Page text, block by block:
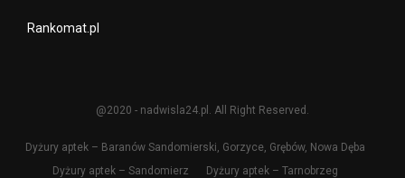
Rankomat.pl
@2020 - nadwisla24.pl. All Right Reserved.
Dyżury aptek – Baranów Sandomierski, Gorzyce, Grębów, Nowa Dęba
Dyżury aptek – Sandomierz
Dyżury aptek – Tarnobrzeg